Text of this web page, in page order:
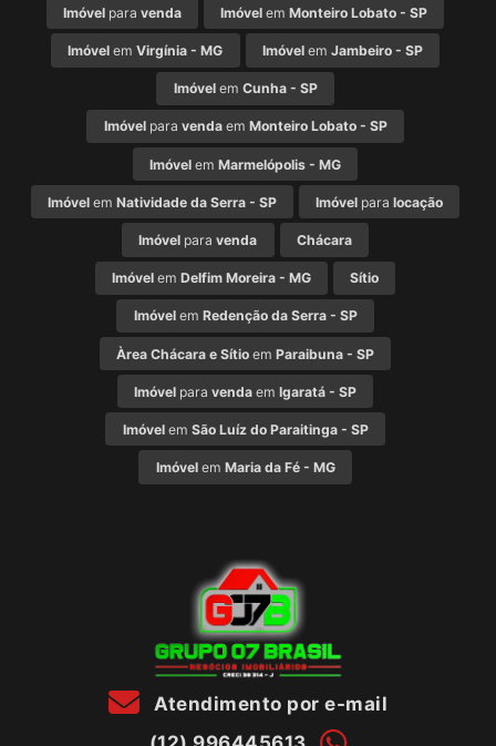
Imóvelpara venda Imóvel emMonteiro Lobato - SP
Imóvel emVirgínia - MG Imóvelem Jambeiro - SP
Imóvelem Cunha - SP
Imóvelpara vendaem Monteiro Lobato - SP
Imóvel em Marmelópolis - MG
Imóvelem Natividade da Serra - SP Imóvel paralocação
Imóvel paravenda Chácara
Imóvelem Delfim Moreira - MG Sítio
Imóvelem Redenção da Serra - SP
Àrea Chácara e Sítio em Paraibuna - SP
Imóvel para venda em Igaratá - SP
Imóvelem São Luíz do Paraitinga - SP
Imóvelem Maria da Fé - MG
Atendimento por e-mail